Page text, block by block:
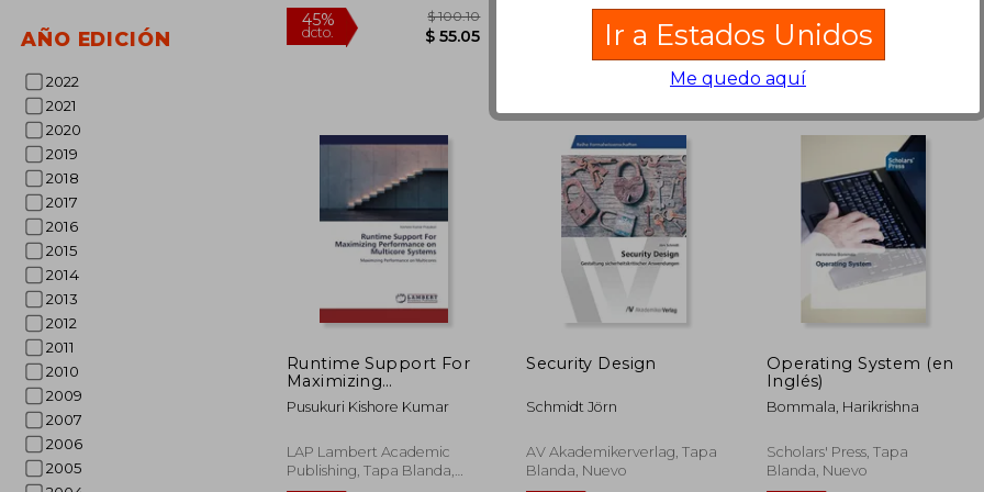
AÑO EDICIÓN
2022
2021
2020
2019
2018
2017
2016
2015
2014
2013
2012
2011
2010
2009
2007
2006
2005
dcto.
Tapa Blanda, Nuevo
dcto.
Nuevo
dcto.
Runtime Support For
Maximizing
Performance on
Multicore Systems
Pusukuri Kishore Kumar
LAP Lambert Academic
Publishing, Tapa Blanda,
Security Design
Schmidt Jörn
AV Akademikerverlag, Tapa
Blanda, Nuevo
Operating System (en
Inglés)
Bommala, Harikrishna
Scholars' Press, Tapa
Blanda, Nuevo
Ir a Estados Unidos
Me quedo aquí